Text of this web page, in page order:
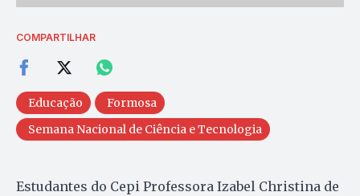
COMPARTILHAR
Educação
Formosa
Semana Nacional de Ciência e Tecnologia
Estudantes do Cepi Professora Izabel Christina de